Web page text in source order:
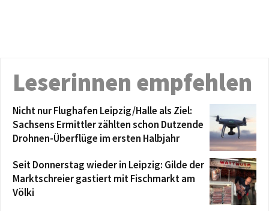
Leserinnen empfehlen
Nicht nur Flughafen Leipzig/Halle als Ziel:
Sachsens Ermittler zählten schon Dutzende
Drohnen-Überflüge im ersten Halbjahr
Seit Donnerstag wieder in Leipzig: Gilde der
Marktschreier gastiert mit Fischmarkt am
Völki